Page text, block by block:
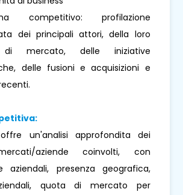
competitivo: profilazione
dei principali attori, della loro
mercato, delle iniziative
delle fusioni e acquisizioni e
un'analisi approfondita dei
aziende coinvolti, con
aziendali, presenza geografica,
quota di mercato per